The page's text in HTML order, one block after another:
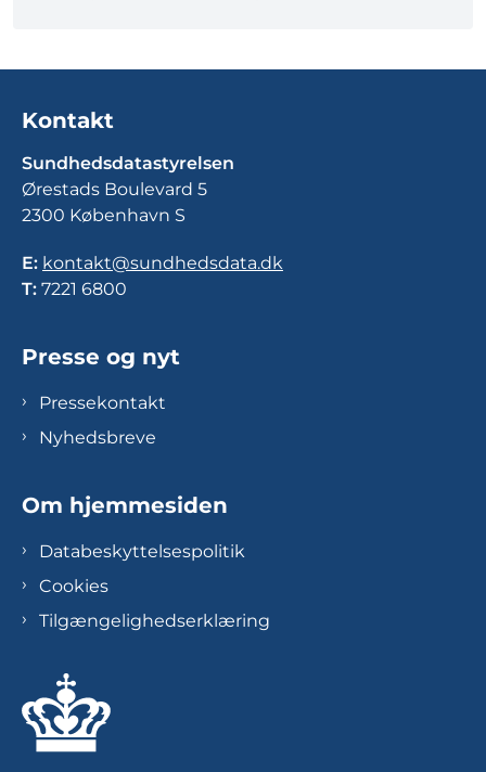
Kontakt
Sundhedsdatastyrelsen
Ørestads Boulevard 5
2300 København S
E: kontakt@sundhedsdata.dk
T: 7221 6800
Presse og nyt
Pressekontakt
Nyhedsbreve
Om hjemmesiden
Databeskyttelsespolitik
Cookies
Tilgængelighedserklæring